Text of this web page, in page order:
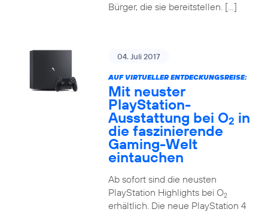
Bürger, die sie bereitstellen. […]
04. Juli 2017
AUF VIRTUELLER ENTDECKUNGSREISE:
Mit neuster
PlayStation-
Ausstattung bei O2 in
die faszinierende
Gaming-Welt
eintauchen
Ab sofort sind die neusten
PlayStation Highlights bei O2
erhältlich. Die neue PlayStation 4